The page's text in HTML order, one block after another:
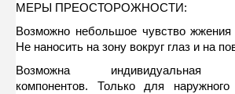
МЕРЫ ПРЕОСТОРОЖНОСТИ:
Возможно небольшое чувство жжения
Не наносить на зону вокруг глаз и на
Возможна индивидуальная
компонентов. Только для